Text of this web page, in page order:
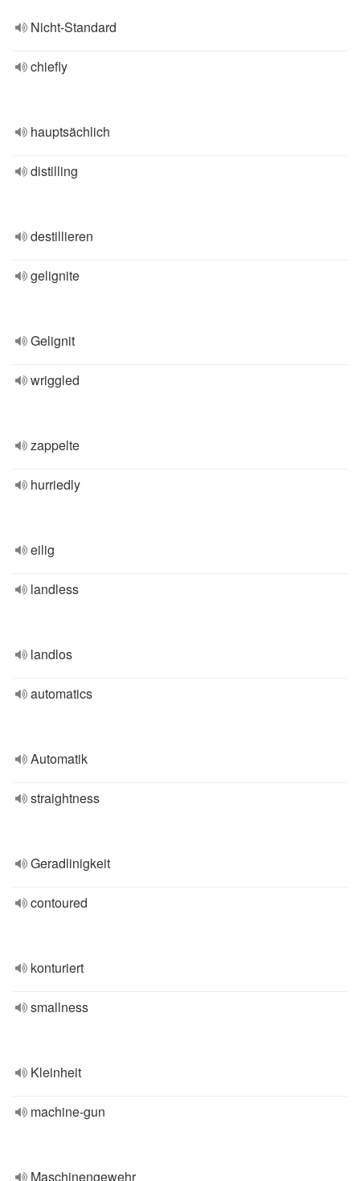
Nicht-Standard
chiefly
hauptsächlich
distilling
destillieren
gelignite
Gelignit
wriggled
zappelte
hurriedly
eilig
landless
landlos
automatics
Automatik
straightness
Geradlinigkeit
contoured
konturiert
smallness
Kleinheit
machine-gun
Maschinengewehr